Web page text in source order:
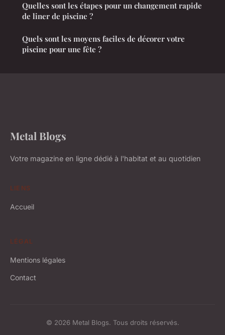
Quelles sont les étapes pour un changement rapide
de liner de piscine ?
Quels sont les moyens faciles de décorer votre
piscine pour une fête ?
Metal Blogs
Votre magazine en ligne dédié à l'habitat et au quotidien
LIENS
Accueil
LÉGAL
Mentions légales
Contact
© 2026 Metal Blogs. Tous droits réservés.